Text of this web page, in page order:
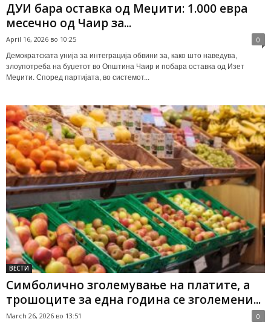
ДУИ бара оставка од Меџити: 1.000 евра
месечно од Чаир за...
April 16, 2026 во 10:25 0
Демократската унија за интеграција обвини за, како што наведува,
злоупотреба на буџетот во Општина Чаир и побара оставка од Изет
Меџити. Според партијата, во системот...
ВЕСТИ
Симболично зголемување на платите, а
трошоците за една година се зголемени...
March 26, 2026 во 13:51 0